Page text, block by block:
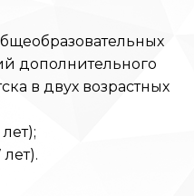
дополнительного
в двух возрастных